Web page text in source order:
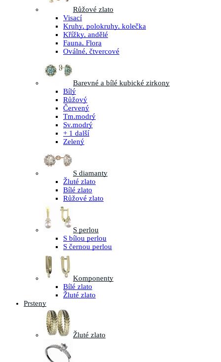
Růžové zlato
Visací
Kruhy, polokruhy, kolečka
Křížky, andělé
Fauna, Flora
Oválné, čtvercové
Barevné a bílé kubické zirkony
Bílý
Růžový
Červený
Tm.modrý
Sv.modrý
+ 1 další
Zelený
S diamanty
Žluté zlato
Bílé zlato
Růžové zlato
S perlou
S bílou perlou
S černou perlou
Komponenty
Bílé zlato
Žluté zlato
Prsteny
Žluté zlato